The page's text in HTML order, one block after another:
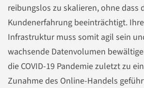
reibungslos zu skalieren, ohne dass
Kundenerfahrung beeinträchtigt.
Infrastruktur muss somit agil sein
wachsende Datenvolumen
die COVID-19 Pandemie zuletzt zu
Zunahme des Online-Handels